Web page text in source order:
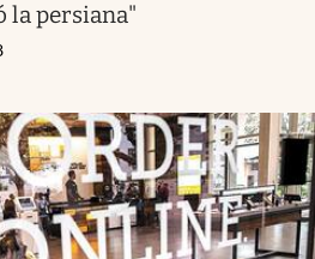
la persiana"